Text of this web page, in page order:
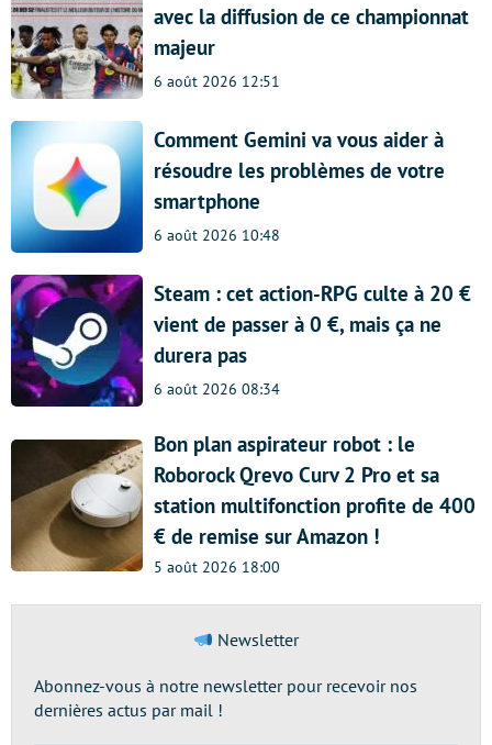
avec la diffusion de ce championnat
majeur
6 août 2026 12:51
Comment Gemini va vous aider à
résoudre les problèmes de votre
smartphone
6 août 2026 10:48
Steam : cet action-RPG culte à 20 €
vient de passer à 0 €, mais ça ne
durera pas
6 août 2026 08:34
Bon plan aspirateur robot : le
Roborock Qrevo Curv 2 Pro et sa
station multifonction profite de 400
€ de remise sur Amazon !
5 août 2026 18:00
Newsletter
Abonnez-vous à notre newsletter pour recevoir nos
dernières actus par mail !